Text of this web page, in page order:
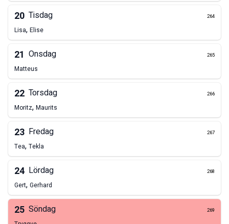
20 Tisdag 264
Lisa, Elise
21 Onsdag 265
Matteus
22 Torsdag 266
Moritz, Maurits
23 Fredag 267
Tea, Tekla
24 Lördag 268
Gert, Gerhard
25 Söndag 269